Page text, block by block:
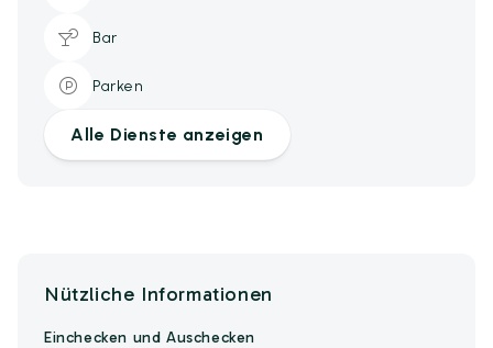
Bar
Parken
Alle Dienste anzeigen
Nützliche Informationen
Einchecken und Auschecken